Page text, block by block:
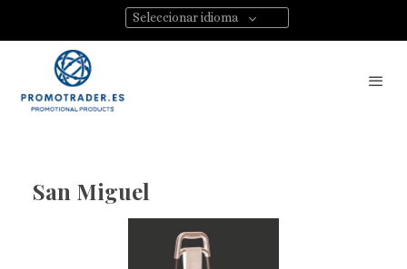
Seleccionar idioma
San Miguel